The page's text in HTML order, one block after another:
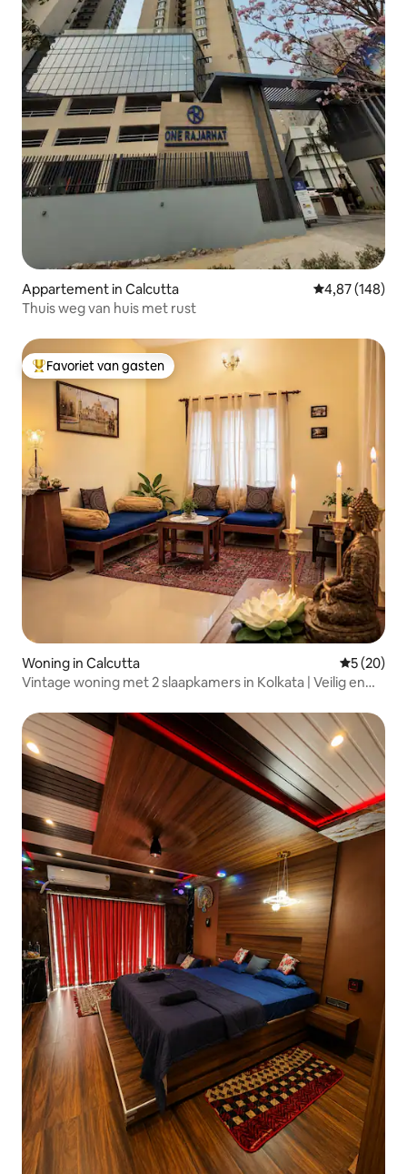
Appartement in Calcutta Gemiddelde
4,87 (148)
Thuis weg van huis met rust
Topfavoriet van gasten
Favoriet van gasten
Woning in Calcutta
5 (20)
Vintage woning met 2 slaapkamers in Kolkata | Veilig en